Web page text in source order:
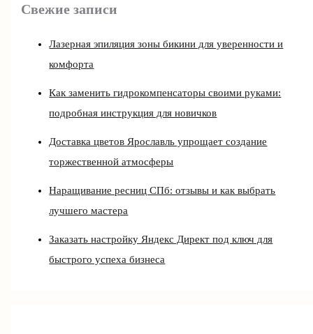
Свежие записи
Лазерная эпиляция зоны бикини для уверенности и
комфорта
Как заменить гидрокомпенсаторы своими руками:
подробная инструкция для новичков
Доставка цветов Ярославль упрощает создание
торжественной атмосферы
Наращивание ресниц СПб: отзывы и как выбрать
лучшего мастера
Заказать настройку Яндекс Директ под ключ для
быстрого успеха бизнеса